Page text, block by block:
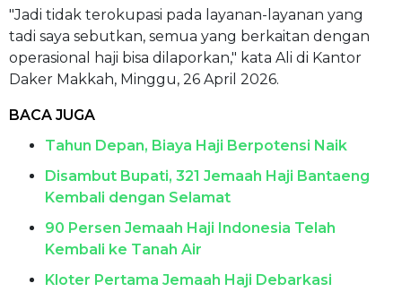
"Jadi tidak terokupasi pada layanan-layanan yang
tadi saya sebutkan, semua yang berkaitan dengan
operasional haji bisa dilaporkan," kata Ali di Kantor
Daker Makkah, Minggu, 26 April 2026.
BACA JUGA
Tahun Depan, Biaya Haji Berpotensi Naik
Disambut Bupati, 321 Jemaah Haji Bantaeng
Kembali dengan Selamat
90 Persen Jemaah Haji Indonesia Telah
Kembali ke Tanah Air
Kloter Pertama Jemaah Haji Debarkasi